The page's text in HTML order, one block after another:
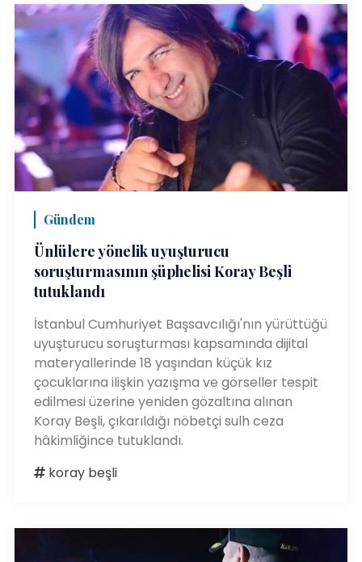
Gündem
Ünlülere yönelik uyuşturucu
soruşturmasının şüphelisi Koray Beşli
tutuklandı
İstanbul Cumhuriyet Başsavcılığı'nın yürüttüğü
uyuşturucu soruşturması kapsamında dijital
materyallerinde 18 yaşından küçük kız
çocuklarına ilişkin yazışma ve görseller tespit
edilmesi üzerine yeniden gözaltına alınan
Koray Beşli, çıkarıldığı nöbetçi sulh ceza
hâkimliğince tutuklandı.
koray beşli